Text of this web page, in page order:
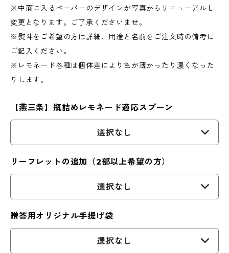
※中面に入るペーパーのデザインが写真からリニューアルし
変更となります。ご了承くださいませ。
※熨斗をご希望の方は詳細、用途と名前をご注文時の備考に
ご記入ください。
※レモネード各種は個体差により色が薄かったり濃くなった
りします。
【燕三条】瓶詰めレモネード適応スプーン
選択なし
リーフレットの追加（2部以上希望の方）
選択なし
贈答用オリジナル手提げ袋
選択なし